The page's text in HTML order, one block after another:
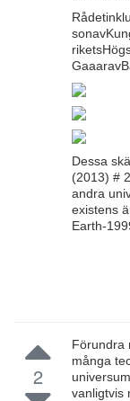
Dessa
(2013) #
andra
existens
Earth-
2
Förundra
många
vanligtvis